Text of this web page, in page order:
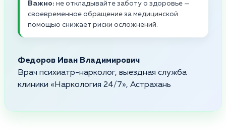
Важно: не откладывайте заботу о здоровье —
своевременное обращение за медицинской
помощью снижает риски осложнений.
Федоров Иван Владимирович
Врач психиатр-нарколог, выездная служба
клиники «Наркология 24/7», Астрахань